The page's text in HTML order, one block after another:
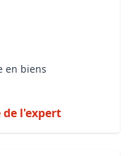
en biens
l'expert